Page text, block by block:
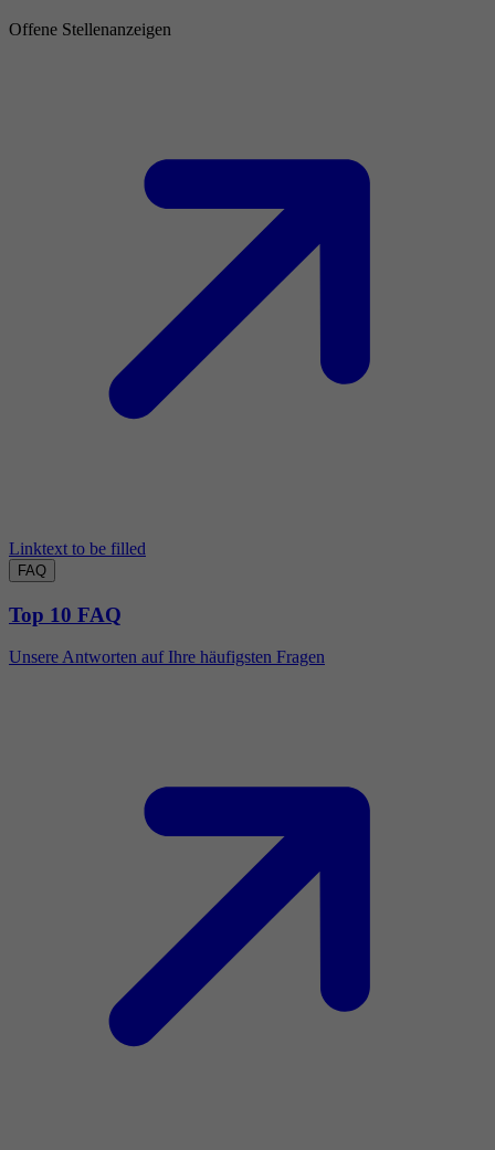
Offene Stellenanzeigen
Linktext to be filled
FAQ
Top 10 FAQ
Unsere Antworten auf Ihre häufigsten Fragen